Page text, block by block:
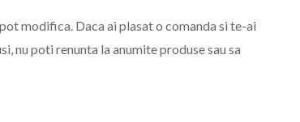
modifica. Daca ai plasat o comanda si te-ai
nu poti renunta la anumite produse sau sa